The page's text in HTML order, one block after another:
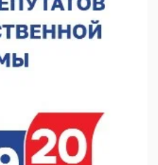
На Нижневолжской
забег
трансоральную